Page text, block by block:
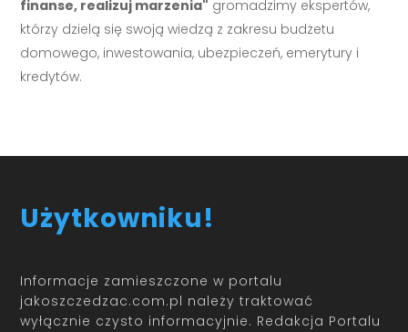
finanse, realizuj marzenia" gromadzimy ekspertów,
którzy dzielą się swoją wiedzą z zakresu budżetu
domowego, inwestowania, ubezpieczeń, emerytury i
kredytów.
Użytkowniku!
Informacje zamieszczone w portalu
jakoszczedzac.com.pl należy traktować
wyłącznie czysto informacyjnie. Redakcja Portalu